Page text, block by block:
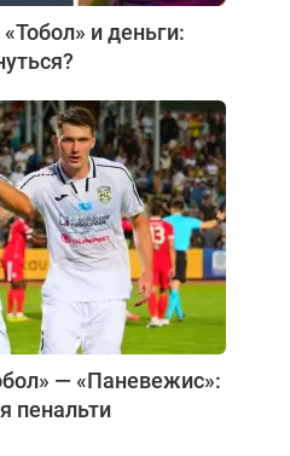
и деньги:
— «Паневежис»:
пенальти